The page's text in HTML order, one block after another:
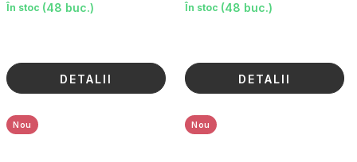
În stoc (48 buc.)
DETALII
În stoc (48 buc.)
DETALII
Nou Nou